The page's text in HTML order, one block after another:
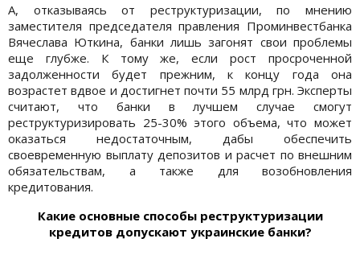
А, отказываясь от реструктуризации, по мнению
заместителя председателя правления Проминвестбанка
Вячеслава Юткина, банки лишь загонят свои проблемы
еще глубже. К тому же, если рост просроченной
задолженности будет прежним, к концу года она
возрастет вдвое и достигнет почти 55 млрд грн. Эксперты
считают, что банки в лучшем случае смогут
реструктуризировать 25-30% этого объема, что может
оказаться недостаточным, дабы обеспечить
своевременную выплату депозитов и расчет по внешним
обязательствам, а также для возобновления
кредитования.
Какие основные способы реструктуризации
кредитов допускают украинские банки?